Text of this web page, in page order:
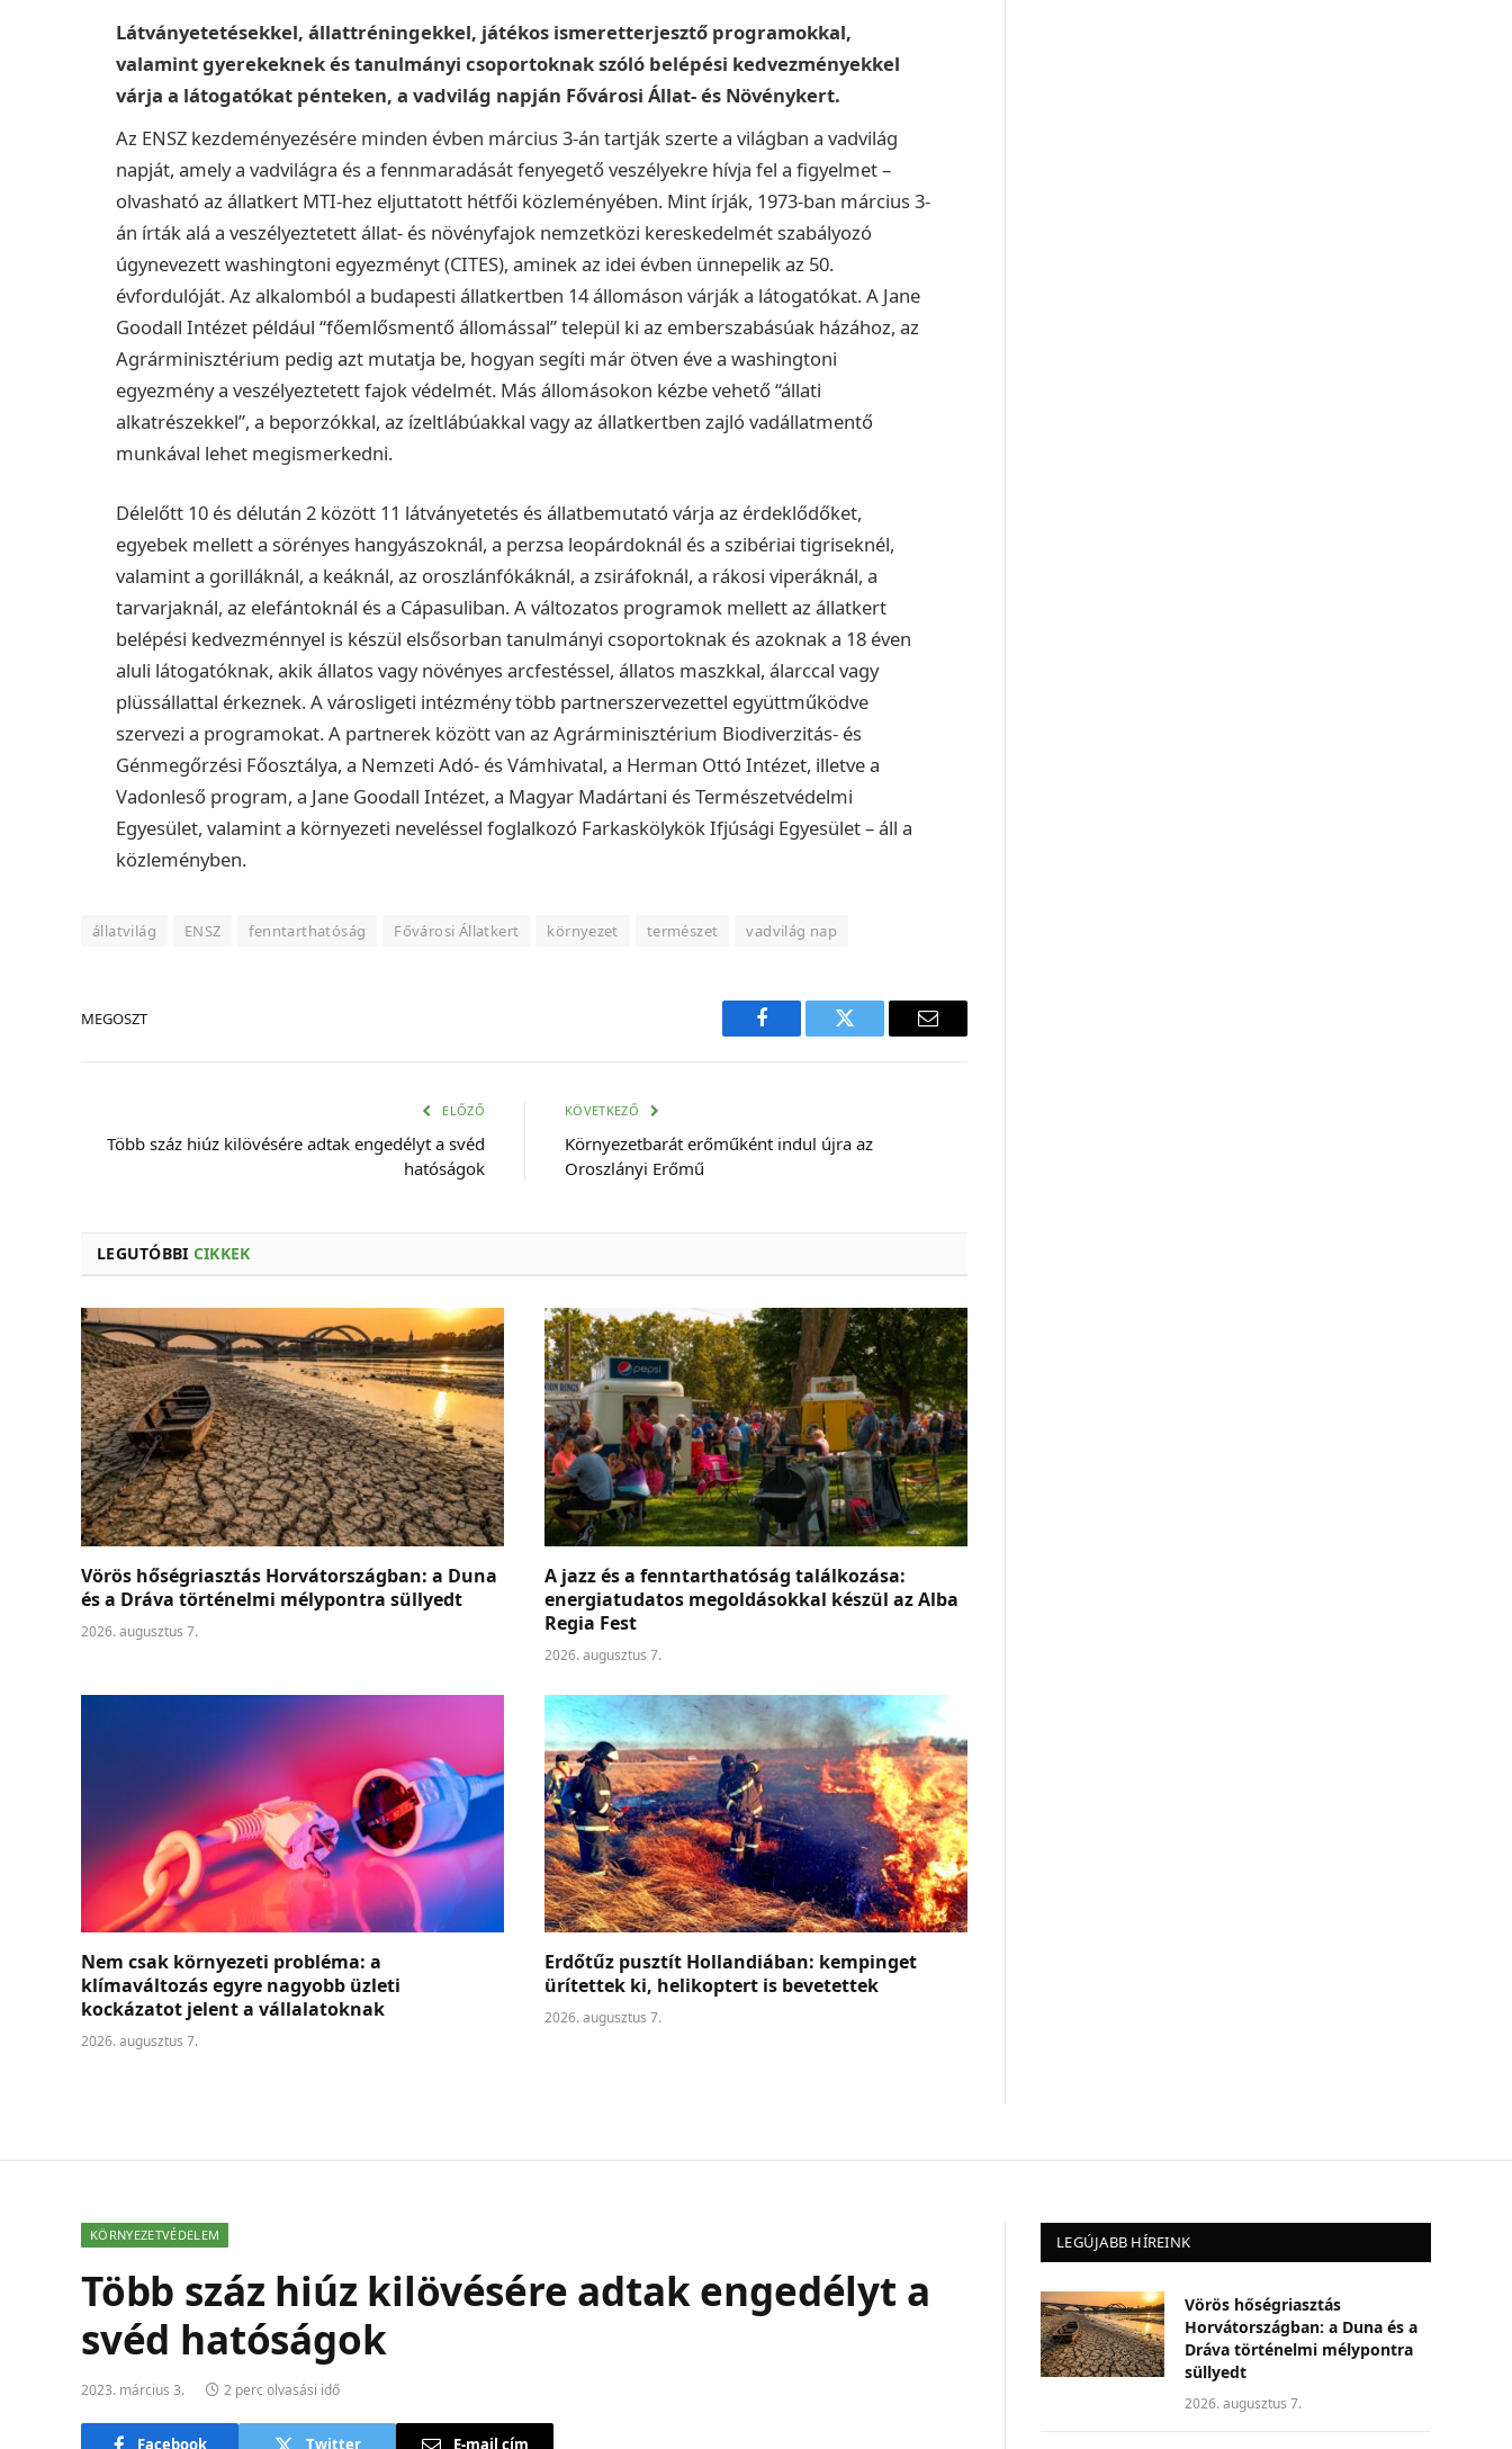
Látványetetésekkel, állattréningekkel, játékos ismeretterjesztő programokkal,
valamint gyerekeknek és tanulmányi csoportoknak szóló belépési kedvezményekkel
várja a látogatókat pénteken, a vadvilág napján Fővárosi Állat- és Növénykert.
Az ENSZ kezdeményezésére minden évben március 3-án tartják szerte a világban a vadvilág
napját, amely a vadvilágra és a fennmaradását fenyegető veszélyekre hívja fel a figyelmet –
olvasható az állatkert MTI-hez eljuttatott hétfői közleményében. Mint írják, 1973-ban március 3-
án írták alá a veszélyeztetett állat- és növényfajok nemzetközi kereskedelmét szabályozó
úgynevezett washingtoni egyezményt (CITES), aminek az idei évben ünnepelik az 50.
évfordulóját.Az alkalomból a budapesti állatkertben 14 állomáson várják a látogatókat. A Jane
Goodall Intézet például “főemlősmentő állomással” települ ki az emberszabásúak házához, az
Agrárminisztérium pedig azt mutatja be, hogyan segíti már ötven éve a washingtoni
egyezmény a veszélyeztetett fajok védelmét. Más állomásokon kézbe vehető “állati
alkatrészekkel”, a beporzókkal, az ízeltlábúakkal vagy az állatkertben zajló vadállatmentő
munkával lehet megismerkedni.
Délelőtt 10 és délután 2 között 11 látványetetés és állatbemutató várja az érdeklődőket,
egyebek mellett a sörényes hangyászoknál, a perzsa leopárdoknál és a szibériai tigriseknél,
valamint a gorilláknál, a keáknál, az oroszlánfókáknál, a zsiráfoknál, a rákosi viperáknál, a
tarvarjaknál, az elefántoknál és a Cápasuliban.A változatos programok mellett az állatkert
belépési kedvezménnyel is készül elsősorban tanulmányi csoportoknak és azoknak a 18 éven
aluli látogatóknak, akik állatos vagy növényes arcfestéssel, állatos maszkkal, álarccal vagy
plüssállattal érkeznek.A városligeti intézmény több partnerszervezettel együttműködve
szervezi a programokat. A partnerek között van az Agrárminisztérium Biodiverzitás- és
Génmegőrzési Főosztálya, a Nemzeti Adó- és Vámhivatal, a Herman Ottó Intézet, illetve a
Vadonleső program, a Jane Goodall Intézet, a Magyar Madártani és Természetvédelmi
Egyesület, valamint a környezeti neveléssel foglalkozó Farkaskölykök Ifjúsági Egyesület – áll a
közleményben.
állatvilág ENSZ fenntarthatóság Fővárosi Állatkert környezet természet vadvilág nap
MEGOSZT
Facebook Twitter
E-
ELŐZŐ
Több száz hiúz kilövésére adtak engedélyt a svéd
hatóságok
KÖVETKEZŐ
Környezetbarát erőműként indul újra az
Oroszlányi Erőmű
LEGUTÓBBI CIKKEK
Vörös hőségriasztás Horvátországban: a Duna
és a Dráva történelmi mélypontra süllyedt
2026. augusztus 7.
A jazz és a fenntarthatóság találkozása:
energiatudatos megoldásokkal készül az Alba
Regia Fest
2026. augusztus 7.
Nem csak környezeti probléma: a
klímaváltozás egyre nagyobb üzleti
kockázatot jelent a vállalatoknak
2026. augusztus 7.
Erdőtűz pusztít Hollandiában: kempinget
ürítettek ki, helikoptert is bevetettek
2026. augusztus 7.
KÖRNYEZETVÉDELEM
Több száz hiúz kilövésére adtak engedélyt a
svéd hatóságok
2023. március 3. 2 perc olvasási idő
Facebook Twitter E-mail cím
LEGÚJABB HÍREINK
Vörös hőségriasztás
Horvátországban: a Duna és a
Dráva történelmi mélypontra
süllyedt
2026. augusztus 7.